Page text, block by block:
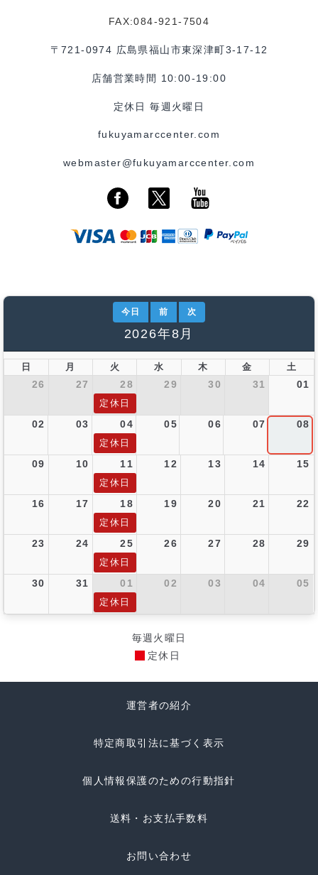
FAX:084-921-7504
〒721-0974 広島県福山市東深津町3-17-12
店舗営業時間 10:00-19:00
定休日 毎週火曜日
fukuyamarccenter.com
webmaster@fukuyamarccenter.com
今日 前 次
2026年8月
日 月 火 水 木 金 土
26 27 28 29 30 31 01
定休日
02 03 04 05 06 07 08
定休日
09 10 11 12 13 14 15
定休日
16 17 18 19 20 21 22
定休日
23 24 25 26 27 28 29
定休日
30 31 01 02 03 04 05
定休日
毎週火曜日
定休日
運営者の紹介
特定商取引法に基づく表示
個人情報保護のための行動指針
送料・お支払手数料
お問い合わせ